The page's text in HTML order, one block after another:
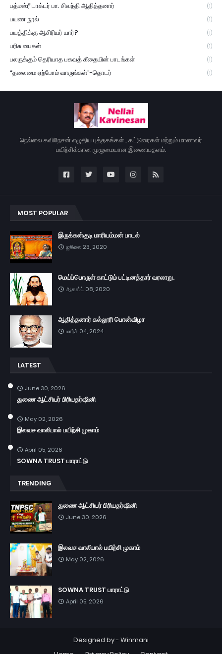
பத்மஸ்ரீ டாக்டர் பா. சிவந்தி ஆதித்தனார் (1)
பயண நூல் (1)
பயத்திக்கு ஆசிரியர் யார்? (1)
பரிசு பைகள் (1)
பலருக்கும் தெரியாத பகவத் கீதையின் பாடங்கள் (1)
“தலைமை ஏற்போம் வாருங்கள்”-தொடர் (1)
நெல்லை கவிநேசன் எழுதிய புத்தகங்கள் , கட்டுரைகள் மற்றும் மாணவர்
பயிற்சிக்கான முழுமையான இணையதளம்.
MOST POPULAR
இருக்கன்குடி மாரியம்மன் பாடல்
ஜூலை 23, 2020
மெய்ப்பொருள் காட்டும் பட்டினத்தார் வரலாறு.
ஆகஸ்ட் 08, 2020
ஆதித்தனார் கல்லூரி பொன்விழா
மார்ச் 04, 2024
LATEST
June 30, 2026
துணை ஆட்சியர் பிரியதர்ஷினி
May 02, 2026
இலவச வாலிபால் பயிற்சி முகாம்
April 05, 2026
SOWNA TRUST பாராட்டு
TRENDING
துணை ஆட்சியர் பிரியதர்ஷினி
June 30, 2026
இலவச வாலிபால் பயிற்சி முகாம்
May 02, 2026
SOWNA TRUST பாராட்டு
April 05, 2026
Designed by - Winmani